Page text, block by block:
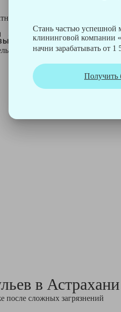
Стань частью успешной
клининговой компании
начни зарабатывать от 1
Получить
профессиональный
в Астрахани
после сложных загрязнений